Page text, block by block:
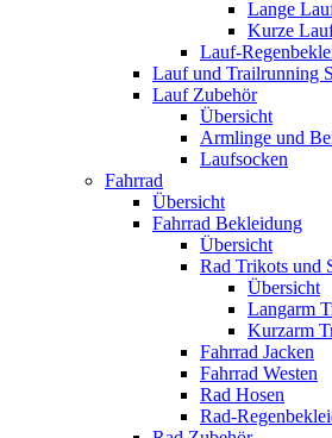
Lange
Kurze
Lauf-
Lauf und Trailrunning
Lauf Zubehör
Übersicht
Armlinge und
Laufsocken
Fahrrad
Übersicht
Fahrrad Bekleidung
Übersicht
Rad Trikots und
Übersicht
Langarm
Kurzarm
Fahrrad Jacken
Fahrrad Westen
Rad Hosen
Rad-